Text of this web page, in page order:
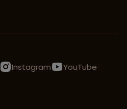
Instagram
YouTube